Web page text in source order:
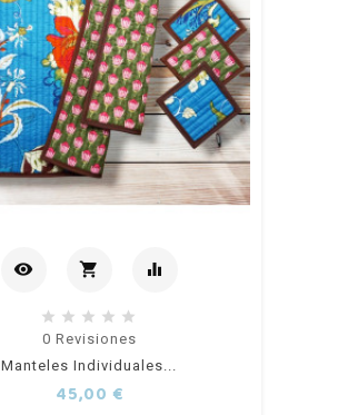
visibility shopping_cart
Añadir
al
equalizer
0 Revisiones
Manteles Individuales...
45,00 €Precio